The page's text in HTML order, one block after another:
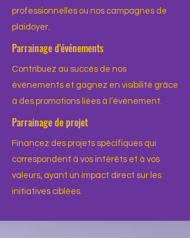
professionnelles ou nos campagnes de
plaidoyer.
Parrainage d'événements
Contribuez au succès de nos
événements et gagnez en visibilité grâce
à des promotions liées à l’événement.
Parrainage de projet
Financez des projets spécifiques qui
correspondent à vos intérêts et à vos
valeurs, ayant un impact direct sur les
initiatives ciblées.